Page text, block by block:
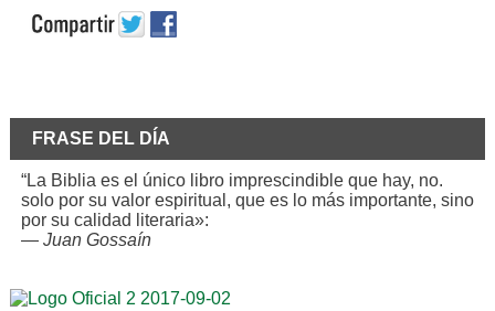
FRASE DEL DÍA
“La Biblia es el único libro imprescindible que hay, no.
solo por su valor espiritual, que es lo más importante, sino
por su calidad literaria»:
— Juan Gossaín